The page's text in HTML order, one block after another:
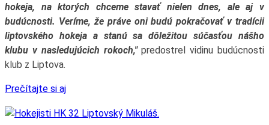
hokeja, na ktorých chceme stavať nielen dnes, ale aj v
budúcnosti. Veríme, že práve oni budú pokračovať v tradícii
liptovského hokeja a stanú sa dôležitou súčasťou nášho
klubu v nasledujúcich rokoch,"predostrel vidinu budúcnosti
klub z Liptova.
Prečítajte si aj